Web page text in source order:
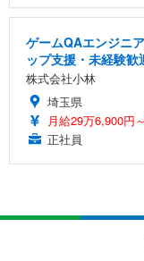
ゲームQAエンジニ
ップ支援・未経験歓
株式会社小林
埼玉県
月給29万6,900円
正社員